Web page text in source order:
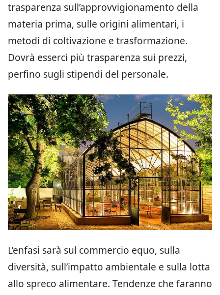
trasparenza sull’approvvigionamento della
materia prima, sulle origini alimentari, i
metodi di coltivazione e trasformazione.
Dovrà esserci più trasparenza sui prezzi,
perfino sugli stipendi del personale.
L’enfasi sarà sul commercio equo, sulla
diversità, sull’impatto ambientale e sulla lotta
allo spreco alimentare. Tendenze che faranno